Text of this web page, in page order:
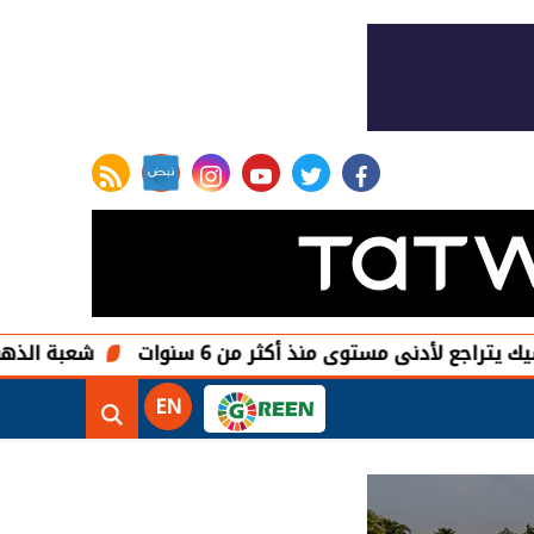
facebook
twitter
youtube
instagram
rss feed
شعبة الذهب لـ «أصول
منذ أكثر من 6 سنوات
EN